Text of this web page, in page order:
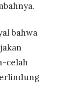
bahwa
celah